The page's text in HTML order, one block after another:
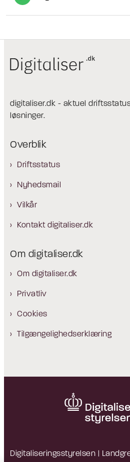
digitaliser.dk - aktuel
løsninger.
Overblik
Driftsstatus
Nyhedsmail
Vilkår
Kontakt digitaliser.dk
Om digitaliser.dk
Om digitaliser.dk
Privatliv
Cookies
Tilgængelighedserklæring
Digitaliseringsstyrelsen |